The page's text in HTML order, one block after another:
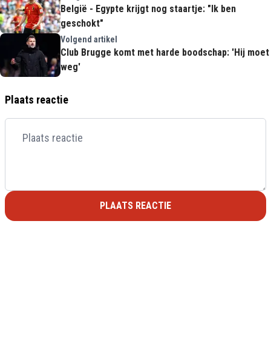
België - Egypte krijgt nog staartje: "Ik ben
geschokt"
Volgend artikel
Club Brugge komt met harde boodschap: 'Hij moet
weg'
Plaats reactie
PLAATS REACTIE